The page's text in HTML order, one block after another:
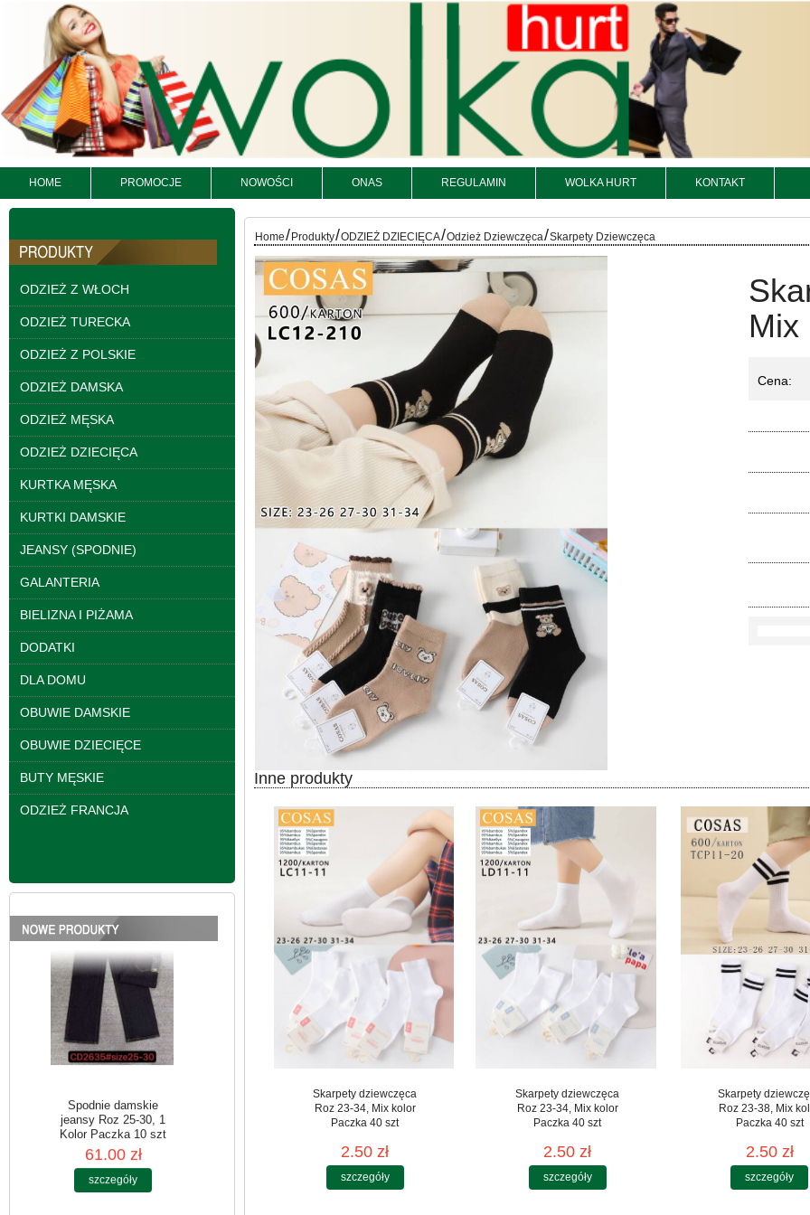
HOME PROMOCJE NOWOŚCI ONAS REGULAMIN WOLKA HURT KONTAKT
ODZIEŻ Z WŁOCH
ODZIEŻ TURECKA
ODZIEŻ Z POLSKIE
ODZIEŻ DAMSKA
ODZIEŻ MĘSKA
ODZIEŻ DZIECIĘCA
KURTKA MĘSKA
KURTKI DAMSKIE
JEANSY (SPODNIE)
GALANTERIA
BIELIZNA I PIŻAMA
DODATKI
DLA DOMU
OBUWIE DAMSKIE
OBUWIE DZIECIĘCE
BUTY MĘSKIE
ODZIEŻ FRANCJA
Spodnie damskie
jeansy Roz 25-30, 1
Kolor Paczka 10 szt
61.00 zł
szczegóły
jeansy Roz 25-30, 1
Kolor Paczka 10 szt
61.00 zł
szczegóły
Spodnie damskie
szczegóły
Spodnie damskie
jeansy Roz 25-30, 1
Home/ Produkty/ODZIEŻ DZIECIĘCA/Odzież Dziewczęca/Skarpety Dziewczęca
Mix
Cena:
Inne produkty
Skarpety dziewczęca
Roz 23-34, Mix kolor
Paczka 40 szt
2.50 zł
szczegóły
Skarpety dziewczęca
Roz 23-34, Mix kolor
Paczka 40 szt
2.50 zł
szczegóły
Skarpety
Roz 23-38, Mix
Paczka 40 szt
2.50 zł
szczegóły